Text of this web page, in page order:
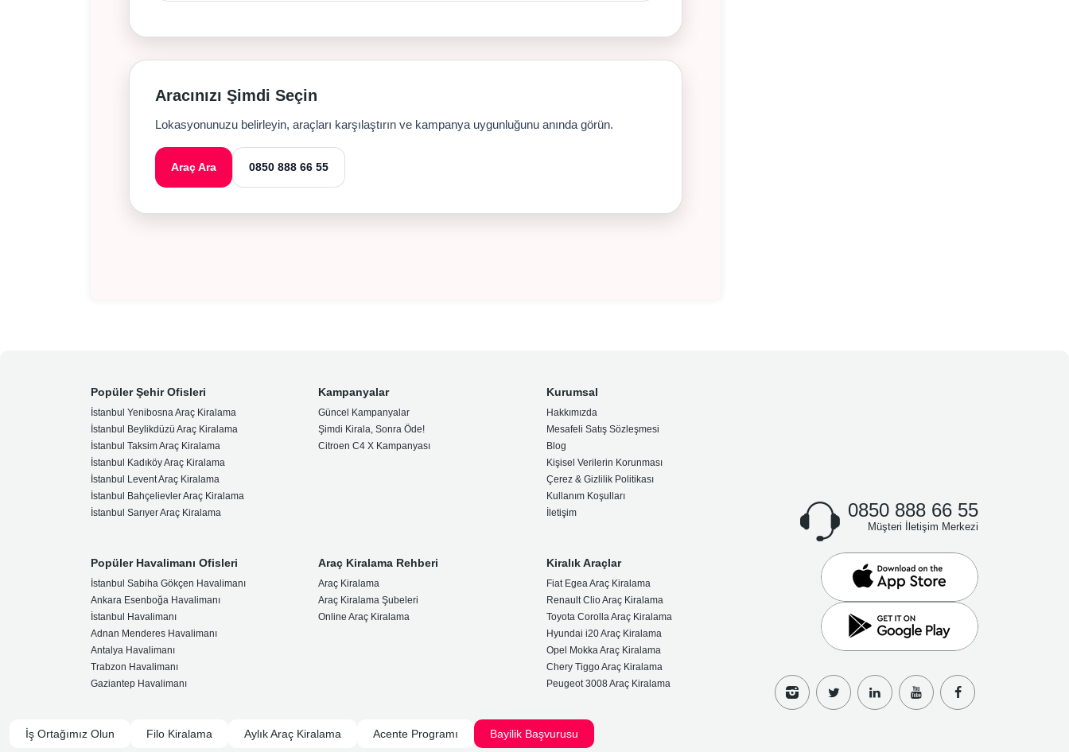
Aracınızı Şimdi Seçin
Lokasyonunuzu belirleyin, araçları karşılaştırın ve kampanya uygunluğunu anında görün.
Araç Ara 0850 888 66 55
Popüler Şehir Ofisleri
İstanbul Yenibosna Araç Kiralama
İstanbul Beylikdüzü Araç Kiralama
İstanbul Taksim Araç Kiralama
İstanbul Kadıköy Araç Kiralama
İstanbul Levent Araç Kiralama
İstanbul Bahçelievler Araç Kiralama
İstanbul Sarıyer Araç Kiralama
Kampanyalar
Güncel Kampanyalar
Şimdi Kirala, Sonra Öde!
Citroen C4 X Kampanyası
Kurumsal
Hakkımızda
Mesafeli Satış Sözleşmesi
Blog
Kişisel Verilerin Korunması
Çerez & Gizlilik Politikası
Kullanım Koşulları
İletişim
Popüler Havalimanı Ofisleri
İstanbul Sabiha Gökçen Havalimanı
Ankara Esenboğa Havalimanı
İstanbul Havalimanı
Adnan Menderes Havalimanı
Antalya Havalimanı
Trabzon Havalimanı
Gaziantep Havalimanı
Araç Kiralama Rehberi
Araç Kiralama
Araç Kiralama Şubeleri
Online Araç Kiralama
Kiralık Araçlar
Fiat Egea Araç Kiralama
Renault Clio Araç Kiralama
Toyota Corolla Araç Kiralama
Hyundai i20 Araç Kiralama
Opel Mokka Araç Kiralama
Chery Tiggo Araç Kiralama
Peugeot 3008 Araç Kiralama
0850 888 66 55
Müşteri İletişim Merkezi
İş Ortağımız Olun Filo Kiralama Aylık Araç Kiralama Acente Programı Bayilik Başvurusu